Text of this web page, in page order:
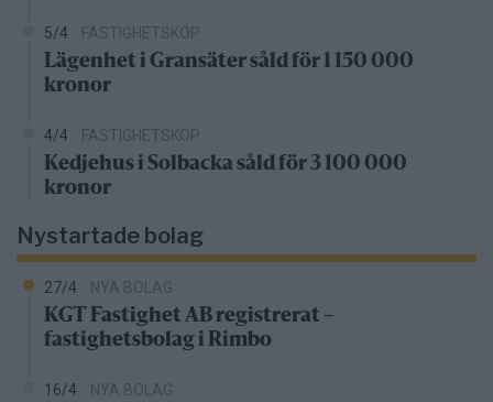
5/4 FASTIGHETSKÖP
Lägenhet i Gransäter såld för 1 150 000
kronor
4/4 FASTIGHETSKÖP
Kedjehus i Solbacka såld för 3 100 000
kronor
Nystartade bolag
27/4 NYA BOLAG
KGT Fastighet AB registrerat –
fastighetsbolag i Rimbo
16/4 NYA BOLAG